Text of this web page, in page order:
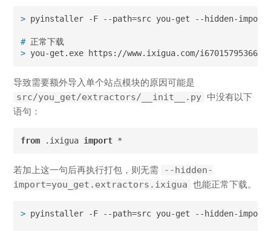
> pyinstaller -F --path=src you-get --hidden-
# 正常下载
> you-get.exe https://www.ixigua.com/
导致需要额外导入单个站点模块的原因可能是
src/you_get/extractors/__init__.py 中没有以下
语句：
from .ixigua import *
若加上这一句后再执行打包，则无需
--hidden-
import=you_get.extractors.ixigua 也能正常下载。
> pyinstaller -F --path=src you-get --hidden-